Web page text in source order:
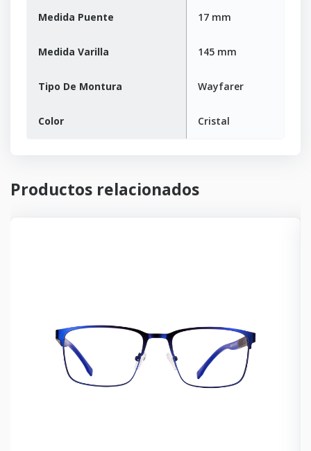
Medida Puente 17 mm
Medida Varilla 145 mm
Tipo De Montura Wayfarer
Color Cristal
Productos relacionados